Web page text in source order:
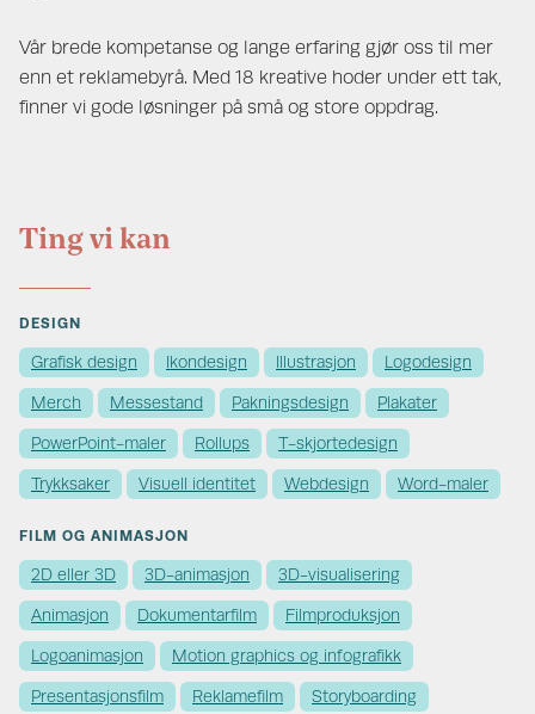
Vår brede kompetanse og lange erfaring gjør oss til mer
enn et reklamebyrå. Med 18 kreative hoder under ett tak,
finner vi gode løsninger på små og store oppdrag.
Ting vi kan
DESIGN
Grafisk design Ikondesign Illustrasjon Logodesign
Merch Messestand Pakningsdesign Plakater
PowerPoint-maler Rollups T-skjortedesign
Trykksaker Visuell identitet Webdesign Word-maler
FILM OG ANIMASJON
2D eller 3D 3D-animasjon 3D-visualisering
Animasjon Dokumentarfilm Filmproduksjon
Logoanimasjon Motion graphics og infografikk
Presentasjonsfilm Reklamefilm Storyboarding